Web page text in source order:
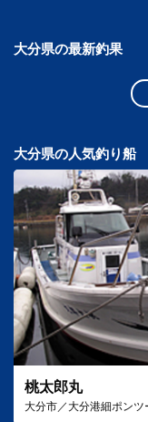
大分県の最新釣果
大分県の人気釣り船
桃太郎丸
大分市／大分港細ポンツ